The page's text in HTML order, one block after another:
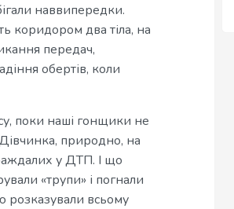
наввипередки.
коридором два тіла, на
передач,
обертів, коли
поки наші гонщики не
природно, на
у ДТП. І що
«трупи» і погнали
розказували всьому